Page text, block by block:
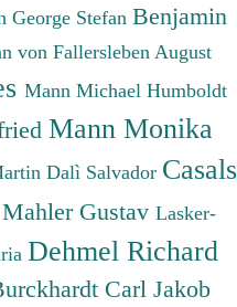
George Stefan Benjamin
von Fallersleben August
Mann Michael Humboldt
Mann Monika
Dalì Salvador Casals
Mahler Gustav Lasker-
Dehmel Richard
Carl Jakob